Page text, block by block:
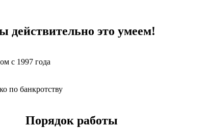
действительно это умеем!
с 1997 года
по банкротству
Порядок работы